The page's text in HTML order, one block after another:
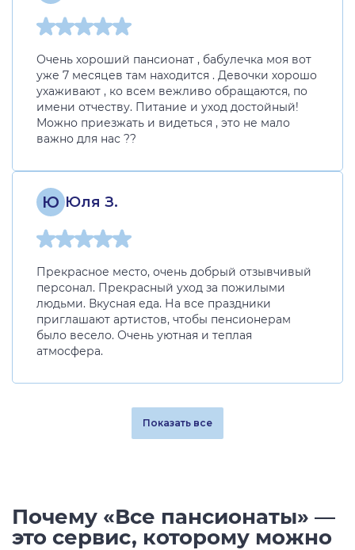
Очень хороший пансионат , бабулечка моя вот
уже 7 месяцев там находится . Девочки хорошо
ухаживают , ко всем вежливо обращаются, по
имени отчеству. Питание и уход достойный!
Можно приезжать и видеться , это не мало
важно для нас ??
Ю Юля З.
Прекрасное место, очень добрый отзывчивый
персонал. Прекрасный уход за пожилыми
людьми. Вкусная еда. На все праздники
приглашают артистов, чтобы пенсионерам
было весело. Очень уютная и теплая
атмосфера.
Показать все
Почему «Все пансионаты» —
это сервис, которому можно